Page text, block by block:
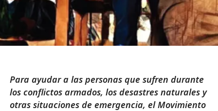
Para ayudar a las personas que sufren durante
los conflictos armados, los desastres naturales y
otras situaciones de emergencia, el Movimiento